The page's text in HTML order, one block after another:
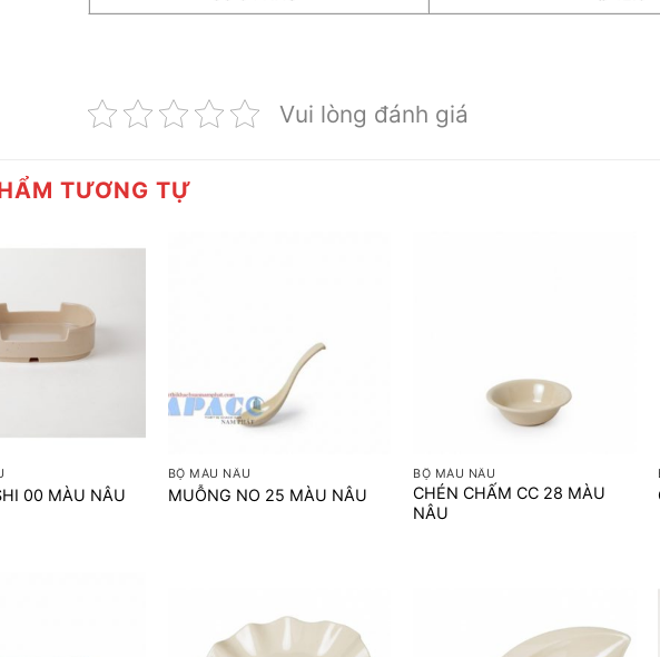
Vui lòng đánh giá
TƯƠNG TỰ
00 MÀU NÂU
BỘ MÀU NÂU
MUỖNG NO 25 MÀU NÂU
BỘ MÀU NÂU
CHÉN CHẤM CC 28 MÀU
NÂU